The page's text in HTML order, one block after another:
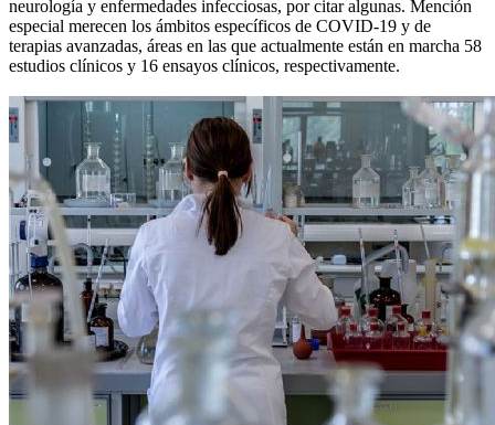
neurología y enfermedades infecciosas, por citar algunas. Mención
especial merecen los ámbitos específicos de COVID-19 y de
terapias avanzadas, áreas en las que actualmente están en marcha 58
estudios clínicos y 16 ensayos clínicos, respectivamente.